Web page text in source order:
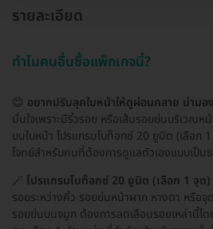
รายละเอียด
ทำไมคนอื่นซื้อแพ็กเกจนี้?
😊 อยากปรับลุคใบหน้าให้ดูผ่อนคลาย น่ามอ
มั่นใจเพราะมีริ้วรอย หรือเส้นรอยย่นบริเวณ
บนใบหน้า โปรแกรมโบท็อกซ์ 20 ยูนิต (เลือก
โจทย์สำหรับคนที่ต้องการดูแลตัวเองแบบเป็น
🪄 โปรแกรมโบท็อกซ์ 20 ยูนิต (เลือก 1 จุด)
รอยระหว่างคิ้ว รอยย่นหน้าผาก หางตา หรือ
รอยย่นบนจมูก ต้องการลดเลือนรอยเหล่านี้โ